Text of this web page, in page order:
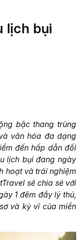
lịch bụi
bậc thang trùng
văn hóa đa dạng
đến hấp dẫn đối
lịch bụi đang ngày
hoạt và trải nghiệm
sẽ chia sẻ với
1 đêm đầy lý thú,
và kỳ vĩ của miền